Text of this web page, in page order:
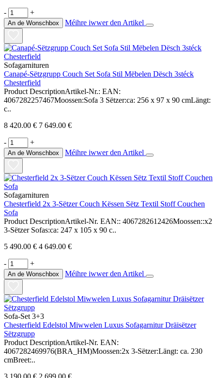
- +
An de Wonschbox Méihre iwwer den Artikel
Sofagarnituren
Canapé-Sëtzgrupp Couch Set Sofa Stil Mëbelen Dësch 3stéck
Chesterfield
Product DescriptionArtikel-Nr.: EAN:
4067282257467Moossen:Sofa 3 Sëtzer:ca: 256 x 97 x 90 cmLängt:
c..
8 420.00 € 7 649.00 €
- +
An de Wonschbox Méihre iwwer den Artikel
Sofagarnituren
Chesterfield 2x 3-Sëtzer Couch Këssen Sëtz Textil Stoff Couchen
Sofa
Product DescriptionArtikel-Nr. EAN:: 4067282612426Moossen::x2
3-Sëtzer Sofas:ca: 247 x 105 x 90 c..
5 490.00 € 4 649.00 €
- +
An de Wonschbox Méihre iwwer den Artikel
Sofa-Set 3+3
Chesterfield Edelstol Miwwelen Luxus Sofagarnitur Dräisëtzer
Sëtzgrupp
Product DescriptionArtikel-Nr. EAN:
4067282469976(BRA_HM)Moossen:2x 3-Sëtzer:Längt: ca. 230
cmBreet:..
3 190.00 € 2 699.00 €